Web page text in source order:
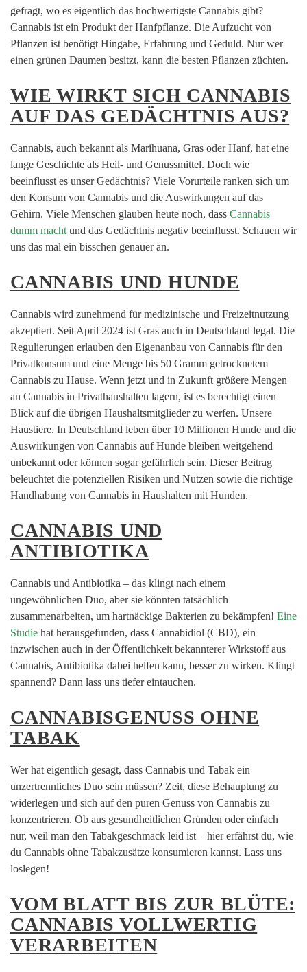
gefragt, wo es eigentlich das hochwertigste Cannabis gibt?
Cannabis ist ein Produkt der Hanfpflanze. Die Aufzucht von
Pflanzen ist benötigt Hingabe, Erfahrung und Geduld. Nur wer
einen grünen Daumen besitzt, kann die besten Pflanzen züchten.
WIE WIRKT SICH CANNABIS
AUF DAS GEDÄCHTNIS AUS?
Cannabis, auch bekannt als Marihuana, Gras oder Hanf, hat eine
lange Geschichte als Heil- und Genussmittel. Doch wie
beeinflusst es unser Gedächtnis? Viele Vorurteile ranken sich um
den Konsum von Cannabis und die Auswirkungen auf das
Gehirn. Viele Menschen glauben heute noch, dass Cannabis
dumm macht und das Gedächtnis negativ beeinflusst. Schauen wir
uns das mal ein bisschen genauer an.
CANNABIS UND HUNDE
Cannabis wird zunehmend für medizinische und Freizeitnutzung
akzeptiert. Seit April 2024 ist Gras auch in Deutschland legal. Die
Regulierungen erlauben den Eigenanbau von Cannabis für den
Privatkonsum und eine Menge bis 50 Gramm getrocknetem
Cannabis zu Hause. Wenn jetzt und in Zukunft größere Mengen
an Cannabis in Privathaushalten lagern, ist es berechtigt einen
Blick auf die übrigen Haushaltsmitglieder zu werfen. Unsere
Haustiere. In Deutschland leben über 10 Millionen Hunde und die
Auswirkungen von Cannabis auf Hunde bleiben weitgehend
unbekannt oder können sogar gefährlich sein. Dieser Beitrag
beleuchtet die potenziellen Risiken und Nutzen sowie die richtige
Handhabung von Cannabis in Haushalten mit Hunden.
CANNABIS UND
ANTIBIOTIKA
Cannabis und Antibiotika – das klingt nach einem
ungewöhnlichen Duo, aber sie könnten tatsächlich
zusammenarbeiten, um hartnäckige Bakterien zu bekämpfen! Eine
Studie hat herausgefunden, dass Cannabidiol (CBD), ein
inzwischen auch in der Öffentlichkeit bekannterer Wirkstoff aus
Cannabis, Antibiotika dabei helfen kann, besser zu wirken. Klingt
spannend? Dann lass uns tiefer eintauchen.
CANNABISGENUSS OHNE
TABAK
Wer hat eigentlich gesagt, dass Cannabis und Tabak ein
unzertrennliches Duo sein müssen? Zeit, diese Behauptung zu
widerlegen und sich auf den puren Genuss von Cannabis zu
konzentrieren. Ob aus gesundheitlichen Gründen oder einfach
nur, weil man den Tabakgeschmack leid ist – hier erfährst du, wie
du Cannabis ohne Tabakzusätze konsumieren kannst. Lass uns
loslegen!
VOM BLATT BIS ZUR BLÜTE:
CANNABIS VOLLWERTIG
VERARBEITEN